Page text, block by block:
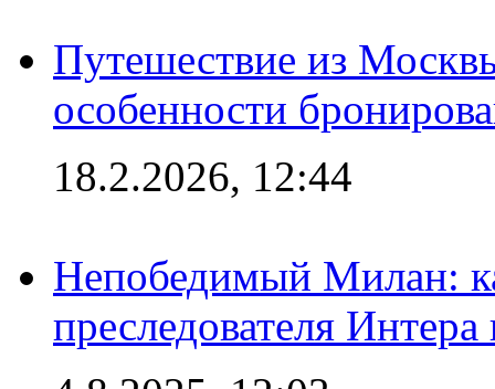
Путешествие из
особенности
18.2.2026, 12:44
Непобедимый Милан:
преследователя